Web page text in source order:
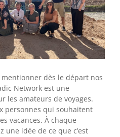
mentionner dès le départ nos
Network est une
les amateurs de voyages.
personnes qui souhaitent
vacances. À chaque
une idée de ce que c’est